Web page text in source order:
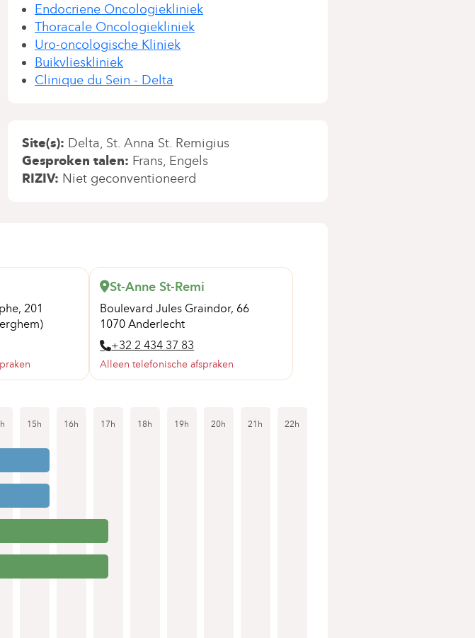
Endocriene Oncologiekliniek
Thoracale Oncologiekliniek
Uro-oncologische Kliniek
Buikvlieskliniek
Clinique du Sein - Delta
Site(s) Delta St. Anna St. Remigius
Gesproken talen Frans Engels
RIZIV Niet geconventioneerd
201
St-Anne St-Remi
Boulevard Jules Graindor, 66
1070 Anderlecht
+32 2 434 37 83
Alleen telefonische afspraken
15h 16h 17h 18h 19h 20h 21h 22h